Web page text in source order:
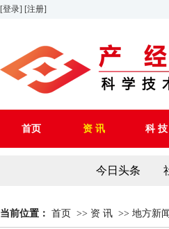
[登录] [注册]
首页 资 讯 科 技
今日头条
当前位置： 首页 >> 资 讯 >> 地方新闻